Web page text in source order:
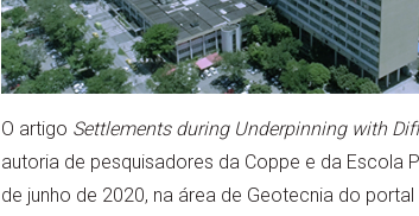
O artigo Settlements during Underpinning with
autoria de pesquisadores da Coppe e da Escola
de junho de 2020, na área de Geotecnia do